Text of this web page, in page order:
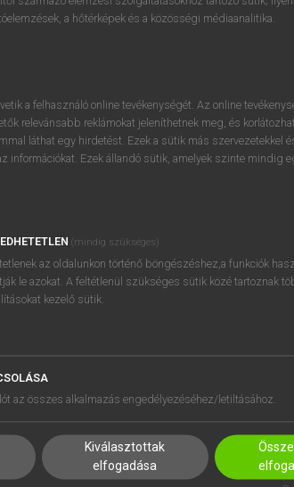
próbaverziójának
regisztrálok ésbelépek.
REGISZTRÁCIÓ
a hőtérképek és a közösségi médiaanalitika.
a felhasználó online tevékenységét. Az online
relevánsabb reklámokat jeleníthetnek meg, és
láthat egy hirdetést. Ezek a sütik más szervezetekkel
információkat. Ezek állandó sütik, amelyek szinte mindig
(mindig szükséges)
az oldalunkon történő böngészéshez,a funkciók
le azokat. A feltétlenül szükséges sütik közé tartoznak
kezelő sütik.
az összes alkalmazás engedélyezéséhez/letiltásához.
Kiválasztottak
elfogadása